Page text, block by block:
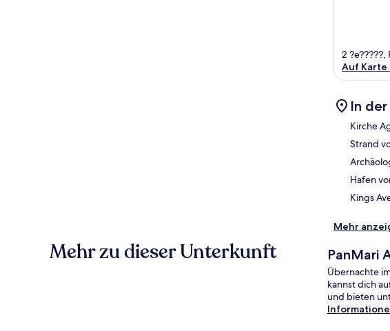
2 ?e?????,
Auf Karte
In
Kirche
Strand
Hafen
Kings
Mehr
Mehr zu dieser Unterkunft PanMari
Übernachte
kannst dich
und bieten